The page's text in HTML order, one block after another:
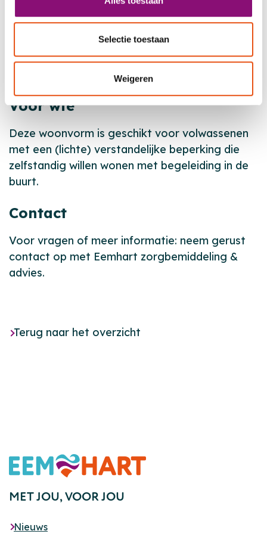
Selectie toestaan
Weigeren
op loopafstand van het centrum en het station.
Winkels, supermarkt, kapper en huisarts zijn
dichtbij. Met bus en trein ben je snel in
Amsterdam, Almere of Hilversum.
Voor wie
Deze woonvorm is geschikt voor volwassenen
met een (lichte) verstandelijke beperking die
zelfstandig willen wonen met begeleiding in de
buurt.
Contact
Voor vragen of meer informatie: neem gerust
contact op met Eemhart zorgbemiddeling &
advies.
Terug naar het overzicht
Footer
MET JOU,VOOR JOU
Nieuws